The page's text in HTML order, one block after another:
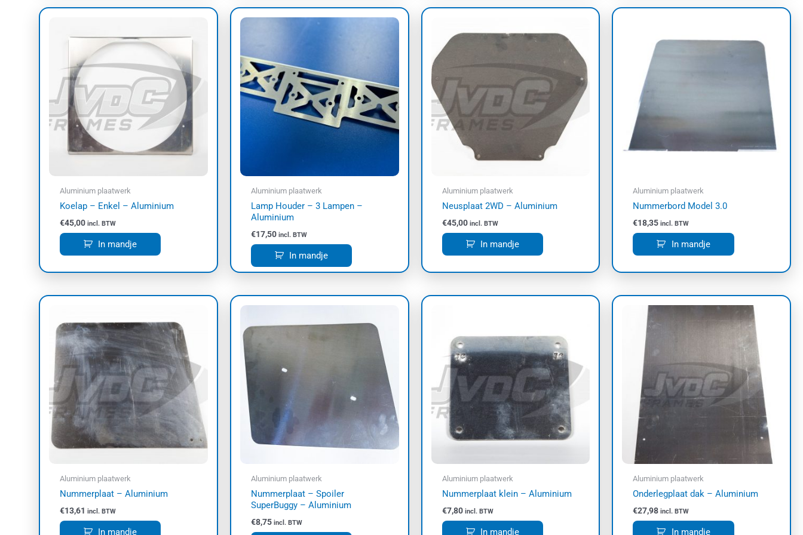
Aluminium plaatwerk
Koelap – Enkel – Aluminium
€45,00 incl. BTW
In mandje
Aluminium plaatwerk
Lamp Houder – 3 Lampen –
Aluminium
€17,50 incl. BTW
In mandje
Aluminium plaatwerk
Neusplaat 2WD – Aluminium
€45,00 incl. BTW
In mandje
Aluminium plaatwerk
Nummerbord Model 3.0
€18,35 incl. BTW
In mandje
Aluminium plaatwerk
Nummerplaat – Aluminium
€13,61 incl. BTW
In mandje
Aluminium plaatwerk
Nummerplaat – Spoiler
SuperBuggy – Aluminium
€8,75 incl. BTW
Aluminium plaatwerk
Nummerplaat klein – Aluminium
€7,80 incl. BTW
In mandje
Aluminium plaatwerk
Onderlegplaat dak – Aluminium
€27,98 incl. BTW
In mandje